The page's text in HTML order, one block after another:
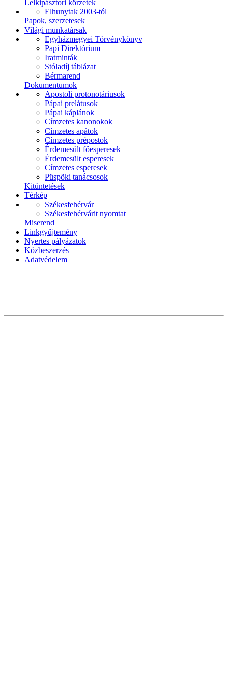
Lelkipásztori körzetek
Elhunytak 2003-tól
Papok, szerzetesek
Világi munkatársak
Egyházmegyei Törvénykönyv
Papi Direktórium
Iratminták
Stóladíj táblázat
Bérmarend
Dokumentumok
Apostoli protonotáriusok
Pápai prelátusok
Pápai káplánok
Címzetes kanonokok
Címzetes apátok
Címzetes prépostok
Érdemesült főesperesek
Érdemesült esperesek
Címzetes esperesek
Püspöki tanácsosok
Kitüntetések
Térkép
Székesfehérvár
Székesfehérvárit nyomtat
Miserend
Linkgyűjtemény
Nyertes pályázatok
Közbeszerzés
Adatvédelem